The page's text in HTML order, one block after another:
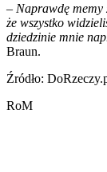
– Naprawdę memy
że wszystko
dziedzinie mnie
Braun.
Źródło:
RoM